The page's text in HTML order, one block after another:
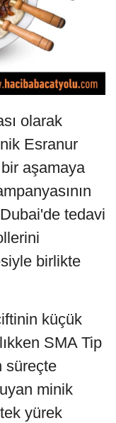
olarak
Esranur
aşamaya
tedavi
birlikte
küçük
SMA Tip
süreçte
minik
yürek